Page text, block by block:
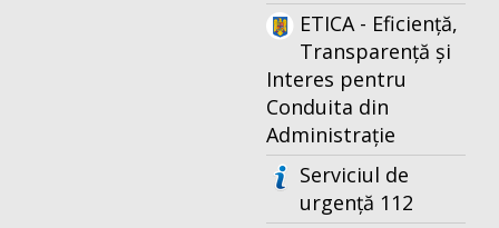
ETICA - Eficiență,
Transparență și
Interes pentru
Conduita din
Administrație
Serviciul de
urgență 112